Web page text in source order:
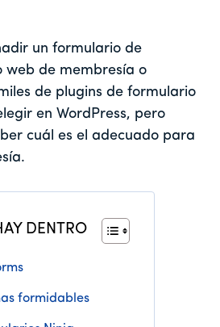
un formulario de
web de membresía o
de plugins de formulario
en WordPress, pero
cuál es el adecuado para
DENTRO
formidables